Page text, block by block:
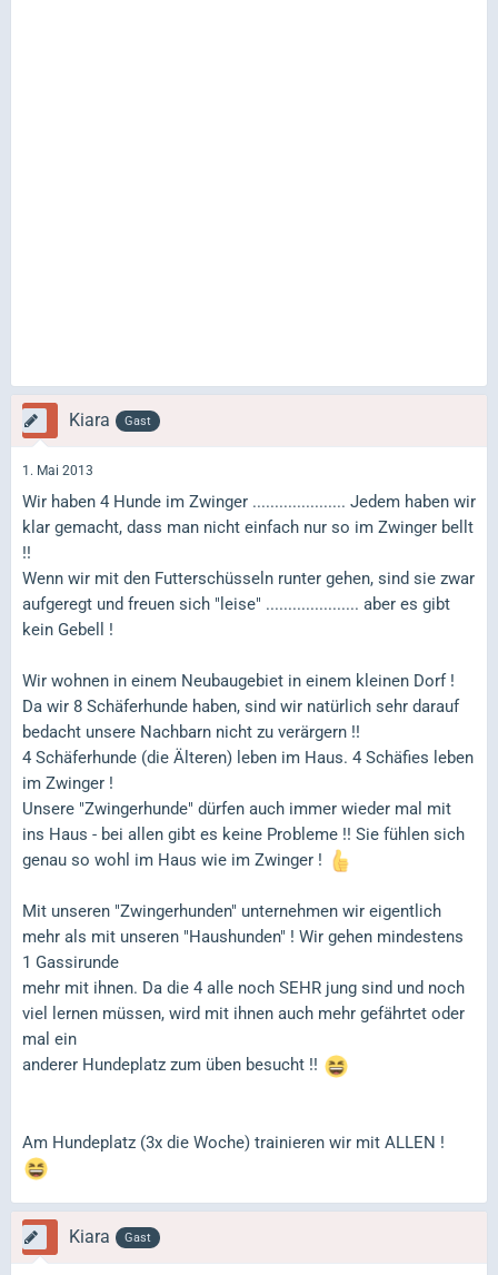
Kiara Gast
1. Mai 2013
Wir haben 4 Hunde im Zwinger ..................... Jedem haben wir
klar gemacht, dass man nicht einfach nur so im Zwinger bellt
!!
Wenn wir mit den Futterschüsseln runter gehen, sind sie zwar
aufgeregt und freuen sich "leise" ..................... aber es gibt
kein Gebell !
Wir wohnen in einem Neubaugebiet in einem kleinen Dorf !
Da wir 8 Schäferhunde haben, sind wir natürlich sehr darauf
bedacht unsere Nachbarn nicht zu verärgern !!
4 Schäferhunde (die Älteren) leben im Haus. 4 Schäfies leben
im Zwinger !
Unsere "Zwingerhunde" dürfen auch immer wieder mal mit
ins Haus - bei allen gibt es keine Probleme !! Sie fühlen sich
genau so wohl im Haus wie im Zwinger !
Mit unseren "Zwingerhunden" unternehmen wir eigentlich
mehr als mit unseren "Haushunden" ! Wir gehen mindestens
1 Gassirunde
mehr mit ihnen. Da die 4 alle noch SEHR jung sind und noch
viel lernen müssen, wird mit ihnen auch mehr gefährtet oder
mal ein
anderer Hundeplatz zum üben besucht !!
Am Hundeplatz (3x die Woche) trainieren wir mit ALLEN !
Kiara Gast